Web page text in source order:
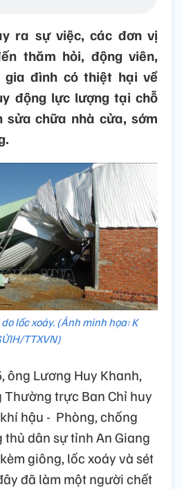
ra sự việc, các đơn vị
thăm hỏi, động viên,
đình có thiệt hại về
động lực lượng tại chỗ
sửa chữa nhà cửa, sớm
lốc xoáy. (Ảnh minh họa: K
TTXVN)
ông Lương Huy Khanh,
Thường trực Ban Chỉ huy
hậu - Phòng, chống
dân sự tỉnh An Giang
giông, lốc xoáy và sét
đã làm một người chết